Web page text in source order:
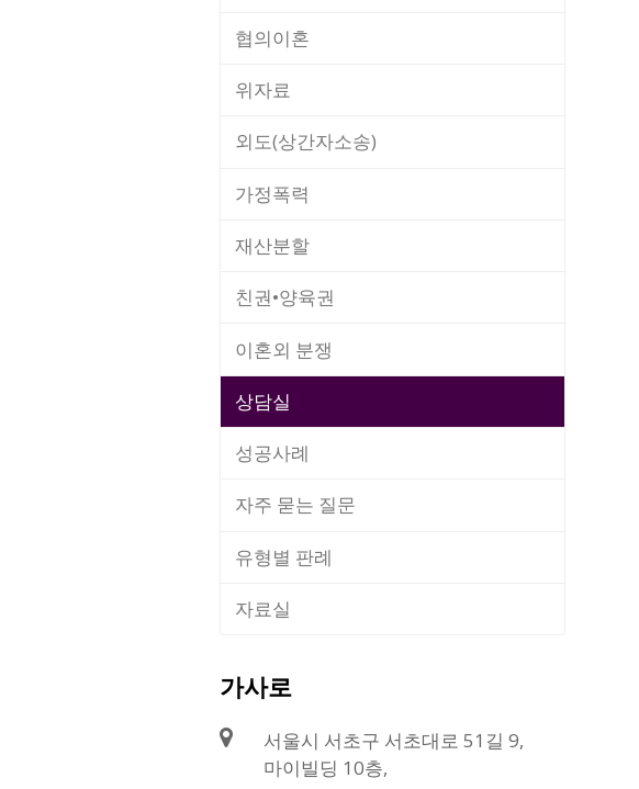
협의이혼
위자료
외도(상간자소송)
가정폭력
재산분할
친권•양육권
이혼외 분쟁
상담실
성공사례
자주 묻는 질문
유형별 판례
자료실
가사로
서울시 서초구 서초대로 51길 9,
마이빌딩 10층,